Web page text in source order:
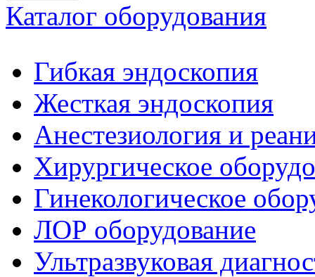
Каталог оборудования
Гибкая эндоскопия
Жесткая эндоскопия
Анестезиология и
Хирургическое
Гинекологическое
ЛОР оборудование
Ультразвуковая